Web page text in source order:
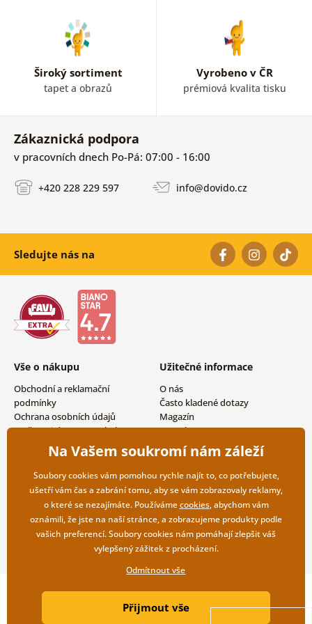
Široký sortiment
tapet a obrazů
Vyrobeno v ČR
prémiová kvalita tisku
Zákaznická podpora
v pracovních dnech Po-Pá: 07:00 - 16:00
+420 228 229 597 info@dovido.cz
Sledujte nás na
Vše o nákupu
Obchodní a reklamační
podmínky
Ochrana osobních údajů
Možnosti dopravy a platby
Vrácení zboží
Užitečné informace
O nás
Často kladené dotazy
Magazín
Kontakty
Velkoobchodní spolupráce
Copyright ©2019 © Dovido.cz.
Litvanyi.sk| E-shop vytvořila
Na Vašem soukromí nám záleží
Soubory cookies vám pomohou rychle najít to, co potřebujete,
ušetří vám čas a zabrání tomu, aby se vám zobrazovaly reklamy,
o které se nezajímáte. Používámecookies, abychom vám
oznámili, že jste na naší stránce, a zobrazujeme produkty podle
vašich preferencí. Soubory cookies nám pomáhají zlepšit váš
vylepšený zážitek z procházení.
Odmítnout vše
Přijmout vše